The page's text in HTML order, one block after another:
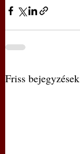
Friss bejegyzések